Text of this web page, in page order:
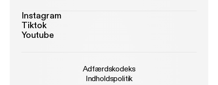
Instagram
Tiktok
Youtube
Adfærdskodeks
Indholdspolitik